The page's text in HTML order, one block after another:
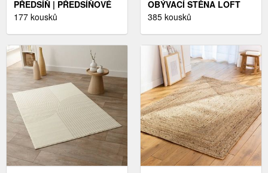
PŘEDSÍŇ | PŘEDSÍŇOVÉ
STĚNY
177 kousků
OBÝVACÍ STĚNA LOFT
385 kousků